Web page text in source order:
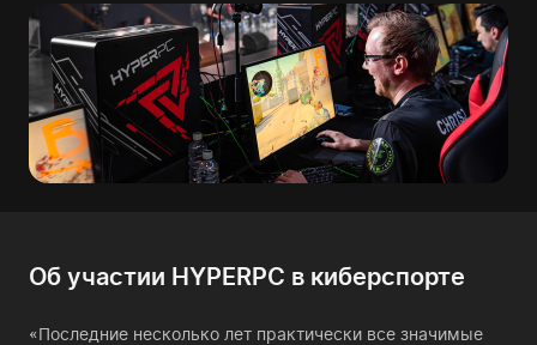
Об участии HYPERPC в киберспорте
«Последние несколько лет практически все значимые